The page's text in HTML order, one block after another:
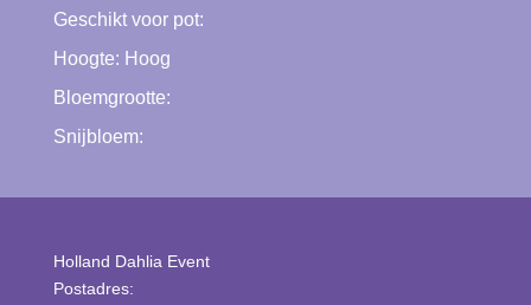
Geschikt voor pot:
Hoogte: Hoog
Bloemgrootte:
Snijbloem:
Holland Dahlia Event
Postadres: